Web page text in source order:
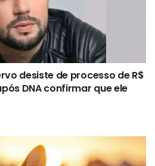
desiste de processo de R$
DNA confirmar que ele